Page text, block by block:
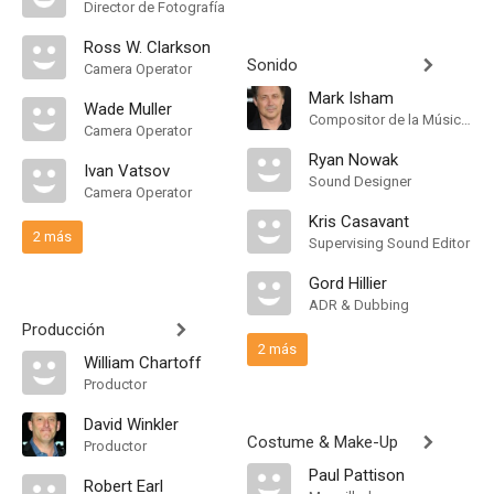
Director de Fotografía
Ross W. Clarkson
Camera Operator
Wade Muller
Camera Operator
Ivan Vatsov
Camera Operator
2 más
Producción
William Chartoff
Productor
David Winkler
Productor
Robert Earl
Sonido
Mark Isham
Compositor de la Música Original
Ryan Nowak
Sound Designer
Kris Casavant
Supervising Sound Editor
Gord Hillier
ADR & Dubbing
2 más
Costume & Make-Up
Paul Pattison